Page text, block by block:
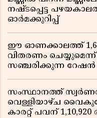
നഷ്ടപ്പെട്ട
ഓർമക്കുറിപ്പ്
ഈ ഓണക്കാലത്ത്
വിതരണം
സഞ്ചരിക്കുന്ന
സംസ്ഥാനത്ത്
വെള്ളിയാഴ്ച
കാരറ്റ് പവന്